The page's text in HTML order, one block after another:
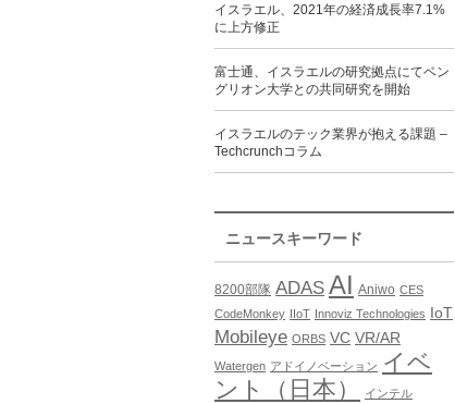
イスラエル、2021年の経済成長率7.1%
に上方修正
富士通、イスラエルの研究拠点にてベン
グリオン大学との共同研究を開始
イスラエルのテック業界が抱える課題 –
Techcrunchコラム
ニュースキーワード
8200部隊 ADAS AI Aniwo CES
CodeMonkey IIoT Innoviz Technologies IoT
Mobileye ORBS VC VR/AR
Watergen アドイノベーション イベ
ント（日本）
インテル